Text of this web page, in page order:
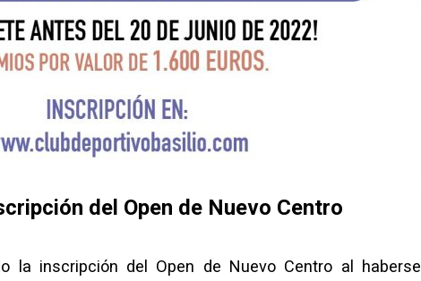
del Open de Nuevo Centro
la inscripción del Open de Nuevo Centro al haberse